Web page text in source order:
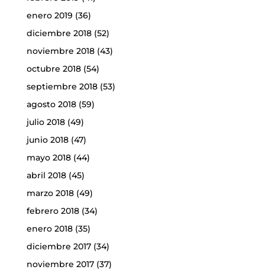
enero 2019 (36)
diciembre 2018(52)
noviembre 2018(43)
octubre 2018(54)
septiembre 2018(53)
agosto 2018(59)
julio 2018(49)
junio 2018(47)
mayo 2018(44)
abril 2018(45)
marzo 2018(49)
febrero 2018(34)
enero 2018(35)
diciembre 2017(34)
noviembre 2017(37)